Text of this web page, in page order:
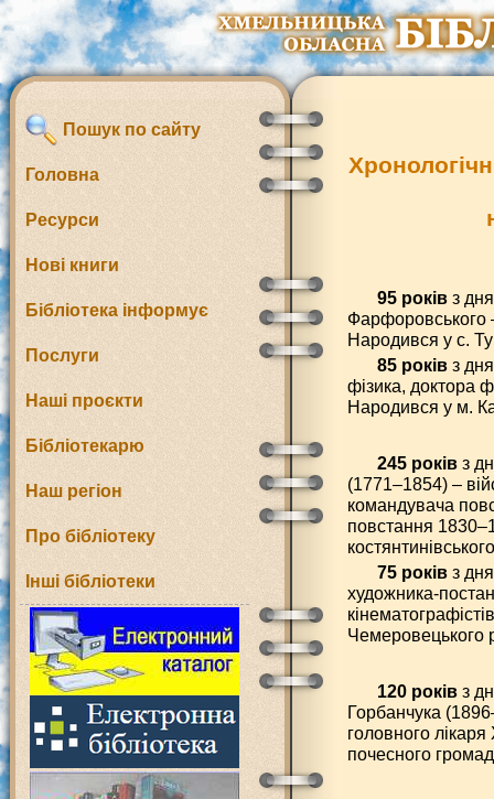
Пошук по сайту
Головна
Ресурси
Нові книги
Бібліотека інформує
Послуги
Наші проєкти
Бібліотекарю
Наш регіон
Про бібліотеку
Інші бібліотеки
95 роківз
Фарфоровського
Народився у с.
85 роківз
фізика, доктора
Народився у м.
245 роківз
(1771–1854) –
командувача
повстання
75 роківз
художника-
Чемеровецького
120 роківз
Горбанчука
головного лікаря
почесного